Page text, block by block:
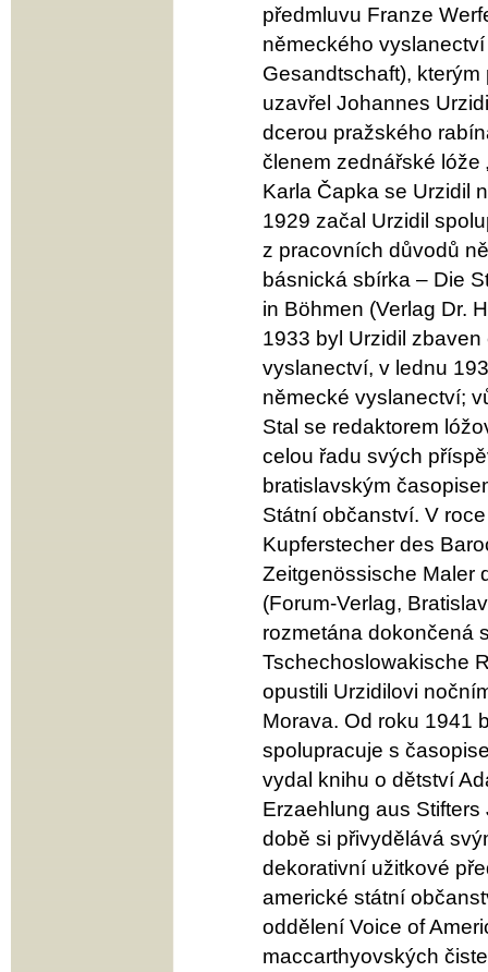
předmluvu Franze
německého
Gesandtschaft),
uzavřel Johannes
dcerou pražského
členem zednářské lóže
Karla Čapka se Urzidil
1929 začal Urzidil
z pracovních důvodů
básnická sbírka – Die
in Böhmen (Verlag Dr.
1933 byl Urzidil
vyslanectví, v lednu
německé vyslanectví;
Stal se redaktorem
celou řadu svých
bratislavským
Státní občanství. V
Kupferstecher des
Zeitgenössische Maler
(Forum-Verlag,
rozmetána dokončená
Tschechoslowakische
opustili Urzidilovi
Morava. Od roku 1941
spolupracuje s
vydal knihu o dětství
Erzaehlung aus
době si přivydělává
dekorativní užitkové
americké státní
oddělení Voice of
maccarthyovských